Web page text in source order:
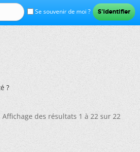
Se souvenir de moi ?
?
Affichage des résultats 1 à 22 sur 22